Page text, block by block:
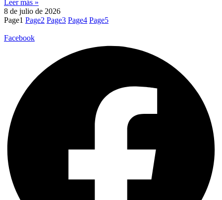
Leer más »
8 de julio de 2026
Page1 Page2 Page3 Page4 Page5
Facebook